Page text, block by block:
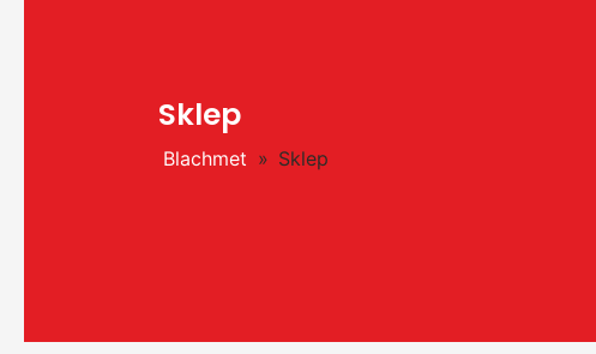
Sklep
Blachmet » Sklep